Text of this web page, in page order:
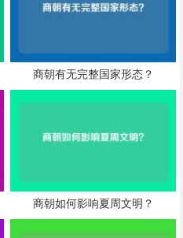
商朝有无完整国家形态？
商朝如何影响夏周文明？